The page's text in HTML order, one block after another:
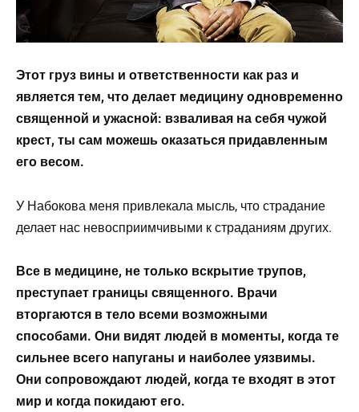
Этот груз вины и ответственности как раз и
является тем, что делает медицину одновременно
священной и ужасной: взваливая на себя чужой
крест, ты сам можешь оказаться придавленным
его весом.
У Набокова меня привлекала мысль, что страдание
делает нас невосприимчивыми к страданиям других.
Все в медицине, не только вскрытие трупов,
преступает границы священного. Врачи
вторгаются в тело всеми возможными
способами. Они видят людей в моменты, когда те
сильнее всего напуганы и наиболее уязвимы.
Они сопровождают людей, когда те входят в этот
мир и когда покидают его.